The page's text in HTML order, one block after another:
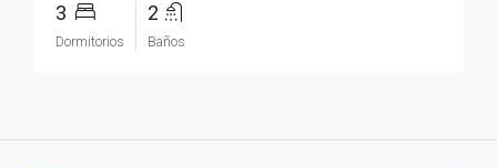
3
Dormitorios
2
Baños